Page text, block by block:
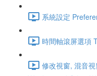
系統設定
時間軸滾屏選項
修改視窗, 混音